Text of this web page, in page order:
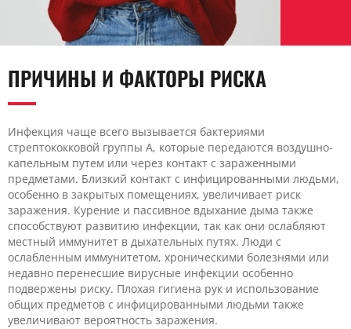
ПРИЧИНЫ И ФАКТОРЫ РИСКА
Инфекция чаще всего вызывается бактериями
стрептококковой группы А, которые передаются воздушно-
капельным путем или через контакт с зараженными
предметами. Близкий контакт с инфицированными людьми,
особенно в закрытых помещениях, увеличивает риск
заражения. Курение и пассивное вдыхание дыма также
способствуют развитию инфекции, так как они ослабляют
местный иммунитет в дыхательных путях. Люди с
ослабленным иммунитетом, хроническими болезнями или
недавно перенесшие вирусные инфекции особенно
подвержены риску. Плохая гигиена рук и использование
общих предметов с инфицированными людьми также
увеличивают вероятность заражения.